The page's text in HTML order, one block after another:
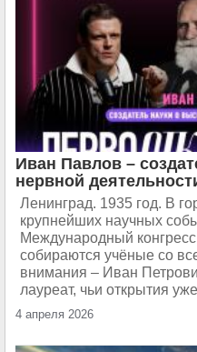
Иван Павлов –
нервной
Ленинград. 1935 год. В
крупнейших научных
Международный
собираются учёные со
внимания – Иван
лауреат, чьи открытия
4 апреля 2026